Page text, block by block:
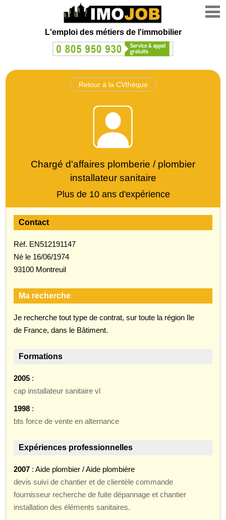
L'emploi des métiers de l'immobilier
Retour à la CVthèque
Chargé d'affaires plomberie / plombier
installateur sanitaire
Plus de 10 ans d'expérience
Contact
Réf. EN512191147
Né le 16/06/1974
93100 Montreuil
Ma recherche
Je recherche tout type de contrat, sur toute la région Ile
de France, dans le Bâtiment.
Formations
2005 :
cap installateur sanitaire vl
1998 :
bts force de vente en alternance
Expériences professionnelles
2007 : Aide plombier / Aide plombière
devis suivi de chantier et de clientèle commande
fournisseur recherche de fuite dépannage et chantier
installation des éléments sanitaires.